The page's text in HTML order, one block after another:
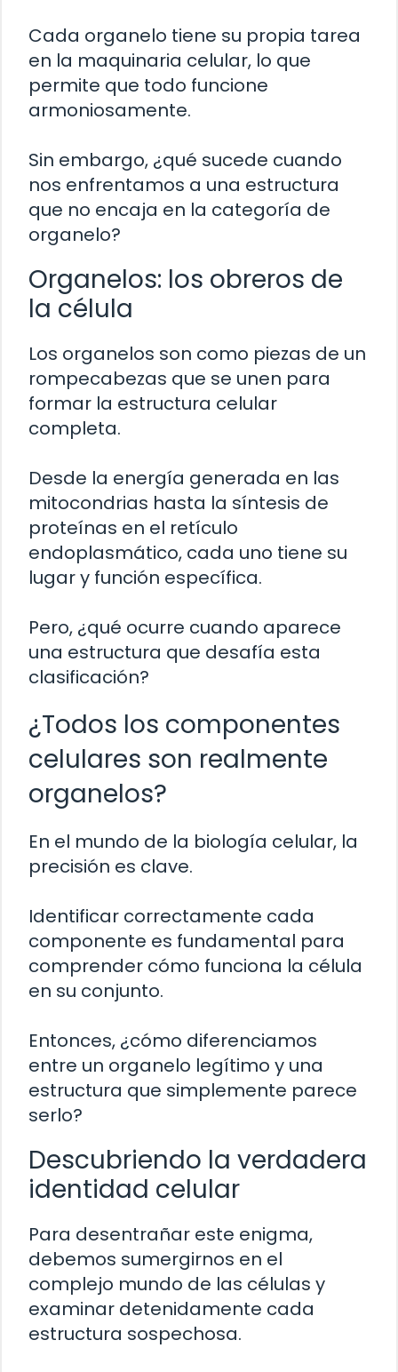
Cada organelo tiene su propia tarea
en la maquinaria celular, lo que
permite que todo funcione
armoniosamente.
Sin embargo, ¿qué sucede cuando
nos enfrentamos a una estructura
que no encaja en la categoría de
organelo?
Organelos: los obreros de
la célula
Los organelos son como piezas de un
rompecabezas que se unen para
formar la estructura celular
completa.
Desde la energía generada en las
mitocondrias hasta la síntesis de
proteínas en el retículo
endoplasmático, cada uno tiene su
lugar y función específica.
Pero, ¿qué ocurre cuando aparece
una estructura que desafía esta
clasificación?
¿Todos los componentes
celulares son realmente
organelos?
En el mundo de la biología celular, la
precisión es clave.
Identificar correctamente cada
componente es fundamental para
comprender cómo funciona la célula
en su conjunto.
Entonces, ¿cómo diferenciamos
entre un organelo legítimo y una
estructura que simplemente parece
serlo?
Descubriendo la verdadera
identidad celular
Para desentrañar este enigma,
debemos sumergirnos en el
complejo mundo de las células y
examinar detenidamente cada
estructura sospechosa.